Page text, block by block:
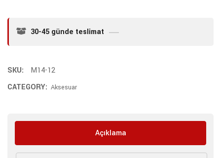
30-45 günde teslimat
SKU:
M14-12
CATEGORY: Aksesuar
Açıklama